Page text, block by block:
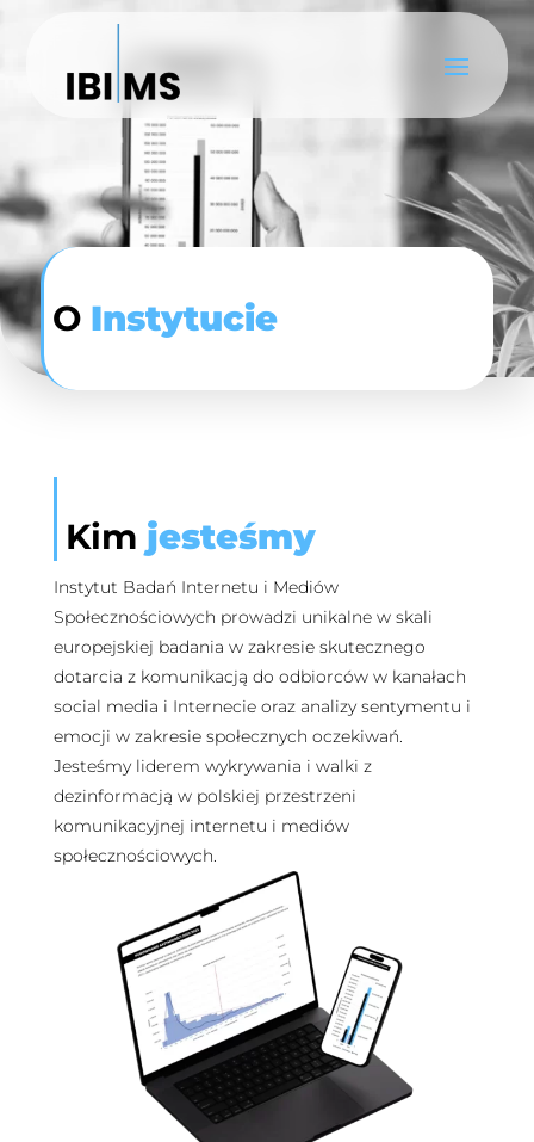
O Instytucie
Kim jesteśmy
Instytut Badań Internetu i Mediów
Społecznościowych prowadzi unikalne w skali
europejskiej badania w zakresie skutecznego
dotarcia z komunikacją do odbiorców w kanałach
social media i Internecie oraz analizy sentymentu i
emocji w zakresie społecznych oczekiwań.
Jesteśmy liderem wykrywania i walki z
dezinformacją w polskiej przestrzeni
komunikacyjnej internetu i mediów
społecznościowych.